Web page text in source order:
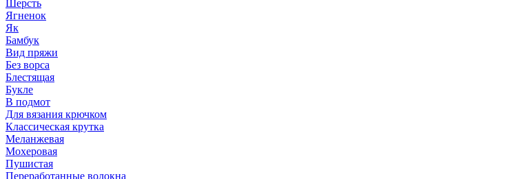
Шерсть
Ягненок
Як
Бамбук
Вид пряжи
Без ворса
Блестящая
Букле
В подмот
Для вязания крючком
Классическая крутка
Меланжевая
Мохеровая
Пушистая
Переработанные волокна